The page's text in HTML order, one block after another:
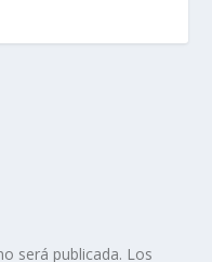
será publicada. Los